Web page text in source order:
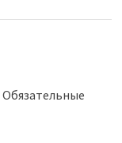
Обязательные